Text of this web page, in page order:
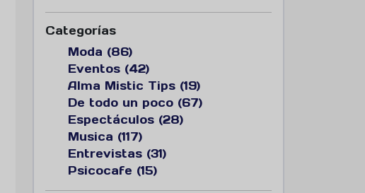
Categorías
Moda (86)
Eventos (42)
Alma Mistic Tips (19)
De todo un poco (67)
Espectáculos (28)
Musica (117)
Entrevistas (31)
Psicocafe (15)